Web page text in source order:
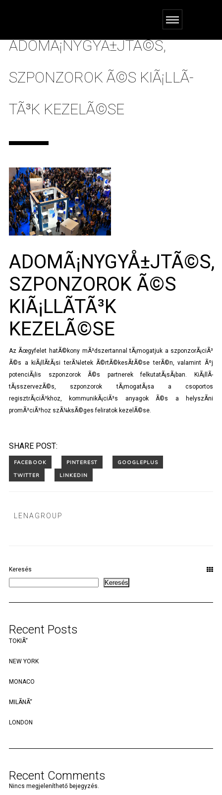
ADOMÃ¡NYGYÅ±JTÃ©S,
SZPONZOROK Ã©S KIÃ¡LLÃ­
TÃ³K KEZELÃ©SE
ADOMÃ¡NYGYÅ±JTÃ©S,
SZPONZOROK Ã©S
KIÃ¡LLÃ­TÃ³K
KEZELÃ©SE
Az Ãœgyfelet hatÃ©kony mÃ³dszertannal tÃ¡mogatjuk a szponzorÃ¡ciÃ³
Ã©s a kiÃ¡llÃ­tÃ¡si terÃ¼letek Ã©rtÃ©kesÃ­tÃ©se terÃ©n, valamint Ãºj
potenciÃ¡lis szponzorok Ã©s partnerek felkutatÃ¡sÃ¡ban. KiÃ¡llÃ­
tÃ¡sszervezÃ©s, szponzorok tÃ¡mogatÃ¡sa a csoportos
regisztrÃ¡ciÃ³khoz, kommunikÃ¡ciÃ³s anyagok Ã©s a helyszÃ­ni
promÃ³ciÃ³hoz szÃ¼ksÃ©ges feliratok kezelÃ©se.
SHARE POST:
LENAGROUP
Keresés
Keresés
Recent Posts
TOKIÃ“
NEW YORK
MONACO
MILÃNÃ“
LONDON
Recent Comments
Nincs megjeleníthető bejegyzés.